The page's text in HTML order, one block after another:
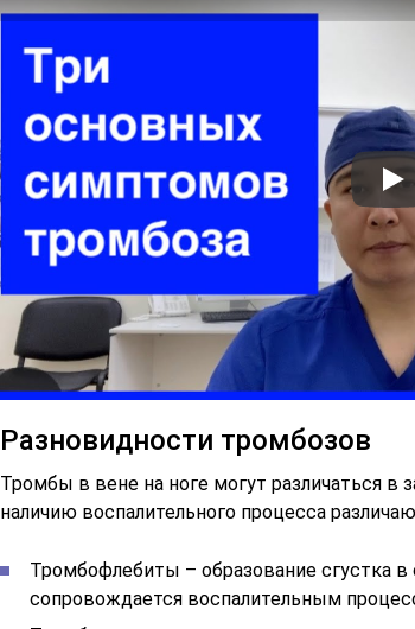
Разновидности тромбозов
Тромбы в вене на ноге могут различаться в
наличию воспалительного процесса
Тромбофлебиты – образование сгустка в
сопровождается воспалительным